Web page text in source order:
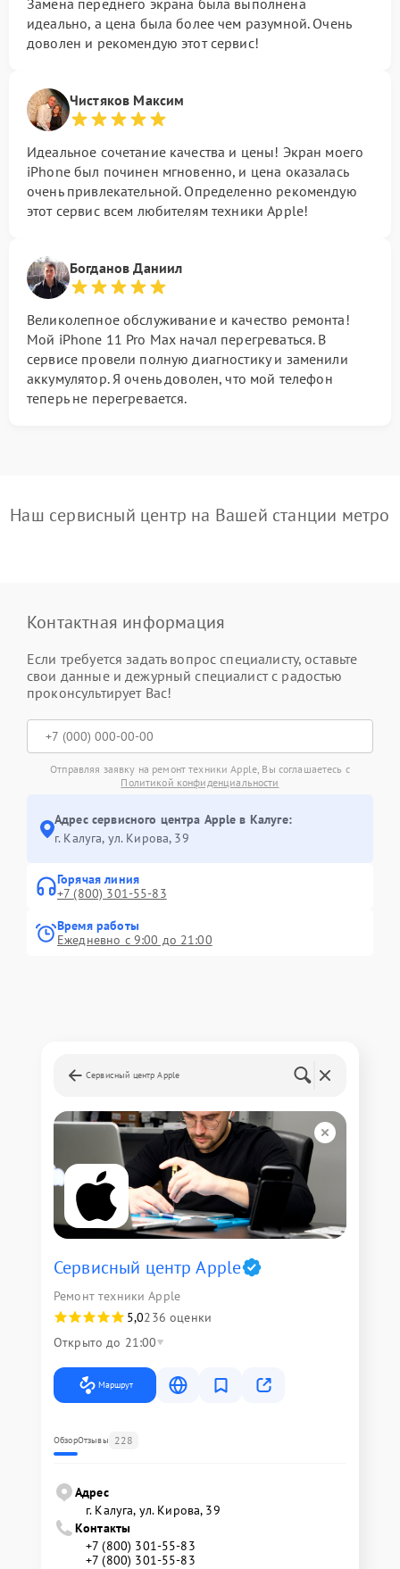
Замена переднего экрана была выполнена
идеально, а цена была более чем разумной. Очень
доволен и рекомендую этот сервис!
Чистяков Максим
Идеальное сочетание качества и цены! Экран моего
iPhone был починен мгновенно, и цена оказалась
очень привлекательной. Определенно рекомендую
этот сервис всем любителям техники Apple!
Богданов Даниил
Великолепное обслуживание и качество ремонта!
Мой iPhone 11 Pro Max начал перегреваться. В
сервисе провели полную диагностику и заменили
аккумулятор. Я очень доволен, что мой телефон
теперь не перегревается.
Наш сервисный центр на Вашей станции метро
Контактная информация
Если требуется задать вопрос специалисту, оставьте
свои данные и дежурный специалист с радостью
проконсультирует Вас!
Отправляя заявку на ремонт техники Apple, Вы соглашаетесь с
Политикой конфиденциальности
Адрес сервисного центра Apple в Калуге:
г. Калуга, ул. Кирова, 39
Горячая линия
+7 (800) 301-55-83
Время работы
Ежедневно с 9:00 до 21:00
Сервисный центр Apple
Сервисный центр Apple
Ремонт техники Apple
5,0236 оценки
Открыто до 21:00
Маршрут
ОбзорОтзывы 228
Адрес
г. Калуга, ул. Кирова, 39
Контакты
+7 (800) 301-55-83
+7 (800) 301-55-83